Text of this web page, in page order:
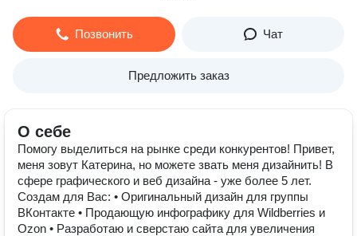
Позвонить Чат
Предложить заказ
О себе
Помогу выделиться на рынке среди конкурентов! Привет,
меня зовут Катерина, но можете звать меня дизайнить! В
сфере графического и веб дизайна - уже более 5 лет.
Создам для Вас: • Оригинальный дизайн для группы
ВКонтакте • Продающую инфографику для Wildberries и
Ozon • Разработаю и сверстаю сайта для увеличения